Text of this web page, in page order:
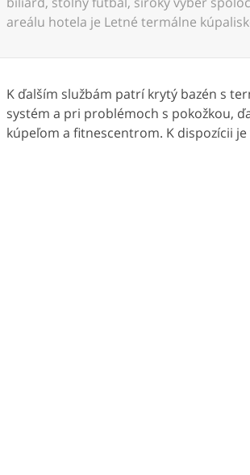
areálu hotela je Letné termálne
K ďalším službám patrí krytý bazén s
systém a pri problémoch s pokožkou,
kúpeľom a fitnescentrom. K dispozícii